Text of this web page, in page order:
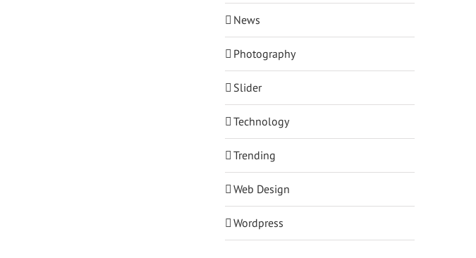
News
Photography
Slider
Technology
Trending
Web Design
Wordpress